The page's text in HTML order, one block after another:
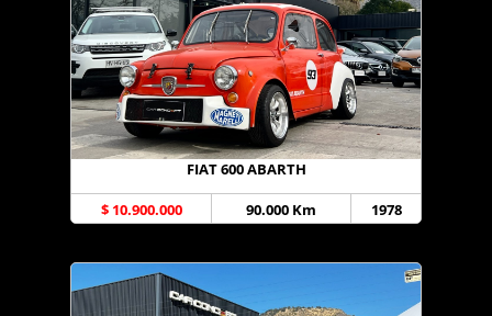
FIAT 600 ABARTH
$ 10.900.000 90.000 Km 1978